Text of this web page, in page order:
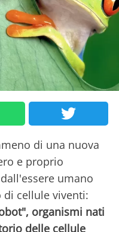
di una nuova
e proprio
umano
cellule viventi:
organismi nati
delle cellule